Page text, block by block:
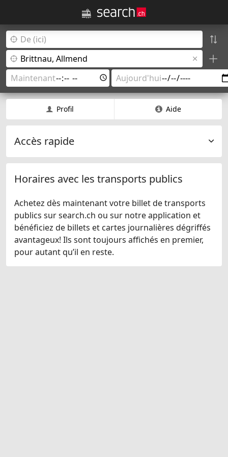
Profil Aide
Accès rapide
Horaires avec les transports publics
Achetez dès maintenant votre billet de transports
publics sur search.ch ou sur notre application et
bénéficiez de billets et cartes journalières dégriffés
avantageux! Ils sont toujours affichés en premier,
pour autant qu’il en reste.